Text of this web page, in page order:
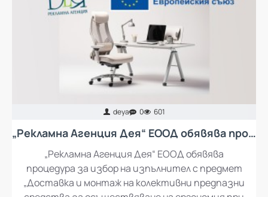
deya 0 601
„Рекламна Агенция Дея“ ЕООД обявява процедура за избор на изпълнител с предмет „Доставка и монтаж на колективни предпазни средства за осъществяване на ергономия при работа и мебели за кът за отдих за работещите в Рекламна Агенция Дея ЕООД
„Рекламна Агенция Дея“ ЕООД обявява
процедура за избор на изпълнител с предмет
„Доставка и монтаж на колективни предпазни